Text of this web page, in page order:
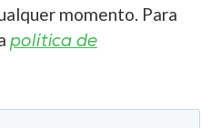
momento. Para
política de